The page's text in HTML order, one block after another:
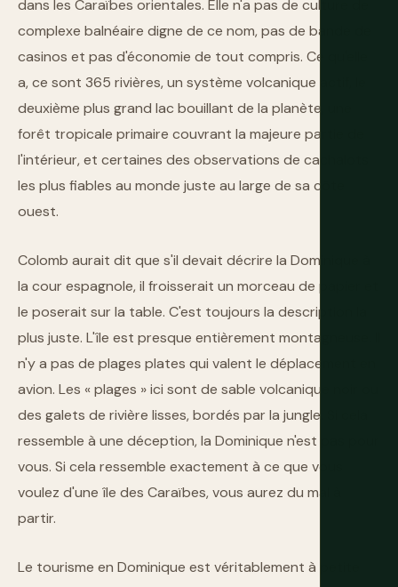
dans les Caraïbes orientales. Elle n'a pas de culture de
complexe balnéaire digne de ce nom, pas de bande de
casinos et pas d'économie de tout compris. Ce qu'elle
a, ce sont 365 rivières, un système volcanique actif, le
deuxième plus grand lac bouillant de la planète, une
forêt tropicale primaire couvrant la majeure partie de
l'intérieur, et certaines des observations de cachalots
les plus fiables au monde juste au large de sa côte
ouest.
Colomb aurait dit que s'il devait décrire la Dominique à
la cour espagnole, il froisserait un morceau de papier et
le poserait sur la table. C'est toujours la description la
plus juste. L'île est presque entièrement montagneuse. Il
n'y a pas de plages plates qui valent le déplacement en
avion. Les « plages » ici sont de sable volcanique noir ou
des galets de rivière lisses, bordés par la jungle. Si cela
ressemble à une déception, la Dominique n'est pas pour
vous. Si cela ressemble exactement à ce que vous
voulez d'une île des Caraïbes, vous aurez du mal à
partir.
Le tourisme en Dominique est véritablement à petite